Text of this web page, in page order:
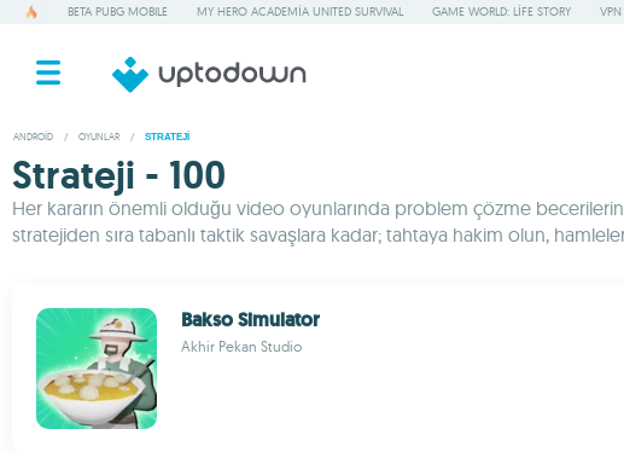
BETA PUBG MOBILE MY HERO ACADEMIA UNITED SURVIVAL GAME WORLD: LIFE STORY
ANDROID / OYUNLAR / STRATEJI
Strateji - 100
Her kararın önemli olduğu video oyunlarında problem çözme
stratejiden sıra tabanlı taktik savaşlara kadar; tahtaya hakim olun,
Bakso Simulator
Akhir Pekan Studio